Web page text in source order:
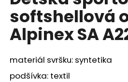
z
hvězdiček.
softshellová
Alpinex SA
materiál svršku: syntetika
podšívka: textil
a
j
í
?